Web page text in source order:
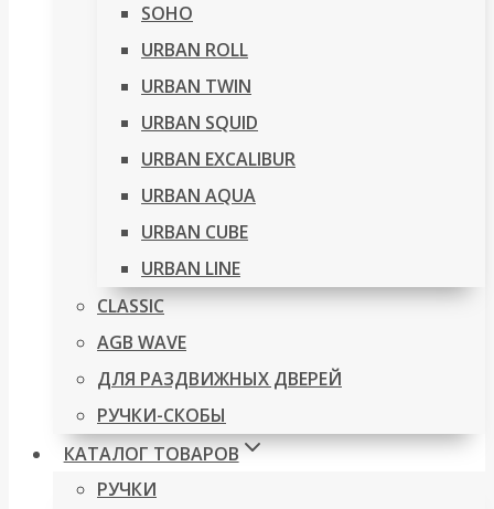
SOHO
URBAN ROLL
URBAN TWIN
URBAN SQUID
URBAN EXCALIBUR
URBAN AQUA
URBAN CUBE
URBAN LINE
CLASSIC
AGB WAVE
ДЛЯ РАЗДВИЖНЫХ ДВЕРЕЙ
РУЧКИ-СКОБЫ
КАТАЛОГ ТОВАРОВ
РУЧКИ